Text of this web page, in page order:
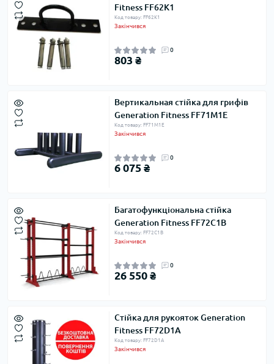
Fitness FF62K1
Код товару: FF62K1
Закінчився
0
803 ₴
Вертикальная стійка для грифів
Generation Fitness FF71M1E
Код товару: FF71M1E
Закінчився
0
6 075 ₴
Багатофункціональна стійка
Generation Fitness FF72C1B
Код товару: FF72C1B
Закінчився
0
26 550 ₴
Стійка для рукояток Generation
Fitness FF72D1A
Код товару: FF72D1A
Закінчився